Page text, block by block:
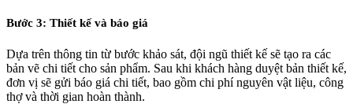
Bước 3: Thiết kế và báo giá
Dựa trên thông tin từ bước khảo sát, đội ngũ thiết kế sẽ tạo ra các
bản vẽ chi tiết cho sản phẩm. Sau khi khách hàng duyệt bản thiết kế,
đơn vị sẽ gửi báo giá chi tiết, bao gồm chi phí nguyên vật liệu, công
thợ và thời gian hoàn thành.